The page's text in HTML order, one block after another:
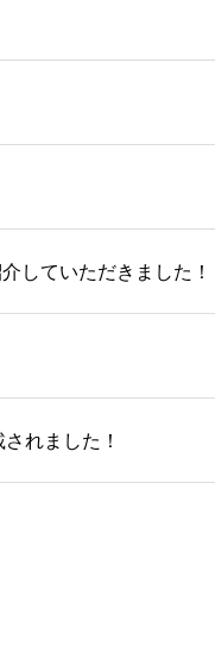
していただきました！
れました！